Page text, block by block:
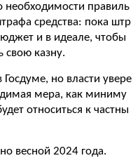
необходимости правиль
средства: пока штр
и в идеале, чтобы
свою казну.
но власти увере
мера, как миниму
относиться к частны
весной 2024 года.